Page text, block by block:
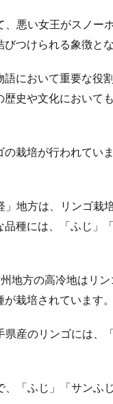
悪い女王がスノー
つけられる象徴とな
において重要な役
史や文化において
栽培が行われてい
地方は、リンゴ栽
種には、「ふじ」
地方の高冷地はリ
栽培されています。
産のリンゴには、
「ふじ」「サンふ